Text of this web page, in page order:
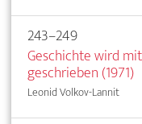
243–249
Geschichte wird
geschrieben (1971)
Leonid Volkov-Lannit